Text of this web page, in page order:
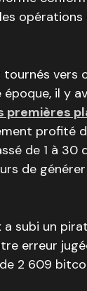
tournés
il y
premières
profité
de 1 à 30
de
subi un
erreur
2 609